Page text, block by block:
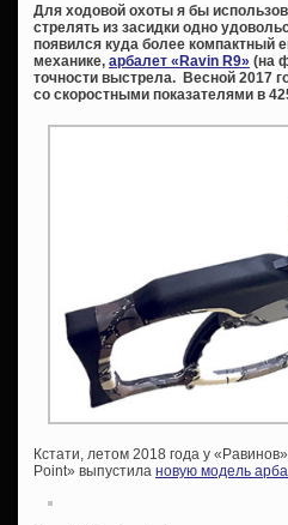
Для ходовой охоты я бы
стрелять из засидки одно
появился куда более компактный
механике, арбалет «Ravin R9» (на
точности выстрела. Весной 2017
со скоростными показателями в
Кстати, летом 2018 года у
Point» выпустила новую модель